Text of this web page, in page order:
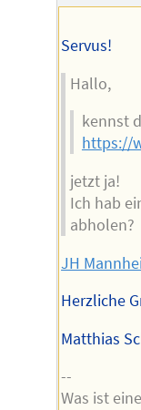
Servus!
Hallo,
kennst
https://
jetzt ja!
Ich hab
abholen?
JH
Herzliche
Matthias
--
Was ist